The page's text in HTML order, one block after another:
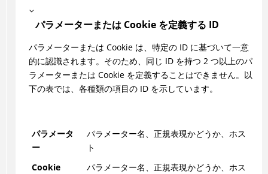
パラメーターまたは Cookie を定義する ID
パラメーターまたは Cookie は、特定の ID に基づいて一意
的に認識されます。そのため、同じ ID を持つ 2 つ以上のパ
ラメーターまたは Cookie を定義することはできません。以
下の表では、各種類の項目の ID を示しています。
パラメータ
ー
パラメーター名、正規表現かどうか、ホス
ト
Cookie
パラメーター名、正規表現かどうか、ホス